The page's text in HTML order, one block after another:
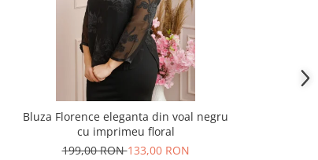
Bluza Florence eleganta din voal negru
cu imprimeu floral
199,00 RON133,00 RON